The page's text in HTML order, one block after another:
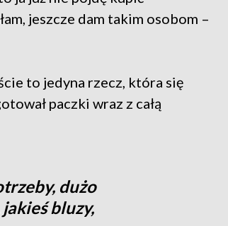
jeszcze dam takim osobom –
to jedyna rzecz, która się
paczki wraz z całą
dużo
bluzy,